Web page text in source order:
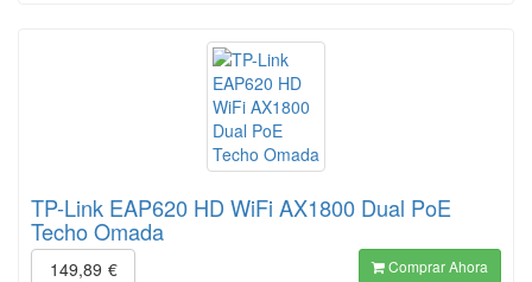
TP-Link EAP620 HD WiFi AX1800 Dual PoE
Techo Omada
149,89 € Comprar Ahora